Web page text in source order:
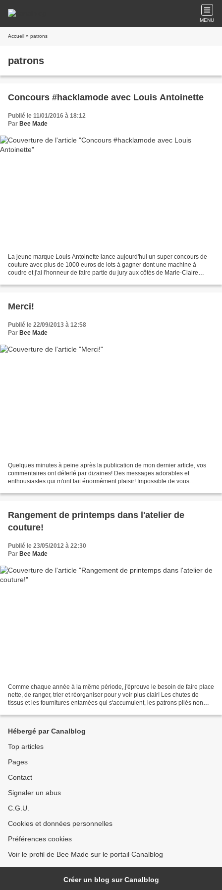
MENU
Accueil » patrons
patrons
Concours #hacklamode avec Louis Antoinette
Publié le 11/01/2016 à 18:12
Par Bee Made
La jeune marque Louis Antoinette lance aujourd'hui un super concours de
couture avec plus de 1000 euros de lots à gagner dont une machine à
coudre et j'ai l'honneur de faire partie du jury aux côtés de Marie-Claire
Merci!
Publié le 22/09/2013 à 12:58
Par Bee Made
Quelques minutes à peine après la publication de mon dernier article, vos
commentaires ont déferlé par dizaines! Des messages adorables et
enthousiastes qui m'ont fait énormément plaisir! Impossible de vous
Rangement de printemps dans l'atelier de
couture!
Publié le 23/05/2012 à 22:30
Par Bee Made
Comme chaque année à la même période, j'éprouve le besoin de faire place
nette, de ranger, trier et réorganiser pour y voir plus clair! Les chutes de
tissus et les fournitures entamées qui s'accumulent, les patrons pliés non
Hébergé par Canalblog
Top articles
Pages
Contact
Signaler un abus
C.G.U.
Cookies et données personnelles
Préférences cookies
Voir le profil de Bee Made sur le portail Canalblog
Créer un blog sur Canalblog